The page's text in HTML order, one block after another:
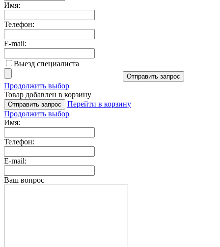
Имя:
Телефон:
E-mail:
Выезд специалиста
Отправить запрос
Продолжить выбор
Товар добавлен в корзину
Отправить запрос
Перейти в корзину
Продолжить выбор
Имя:
Телефон:
E-mail:
Ваш вопрос